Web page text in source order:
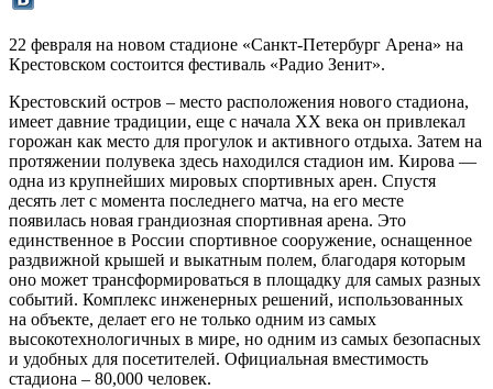
22 февраля на новом стадионе «Санкт-Петербург Арена» на
Крестовском состоится фестиваль «Радио Зенит».
Крестовский остров – место расположения нового стадиона,
имеет давние традиции, еще с начала XX века он привлекал
горожан как место для прогулок и активного отдыха. Затем на
протяжении полувека здесь находился стадион им. Кирова —
одна из крупнейших мировых спортивных арен. Спустя
десять лет с момента последнего матча, на его месте
появилась новая грандиозная спортивная арена. Это
единственное в России спортивное сооружение, оснащенное
раздвижной крышей и выкатным полем, благодаря которым
оно может трансформироваться в площадку для самых разных
событий. Комплекс инженерных решений, использованных
на объекте, делает его не только одним из самых
высокотехнологичных в мире, но одним из самых безопасных
и удобных для посетителей. Официальная вместимость
стадиона – 80,000 человек.